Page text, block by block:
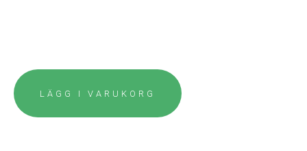
LÄGG I VARUKORG